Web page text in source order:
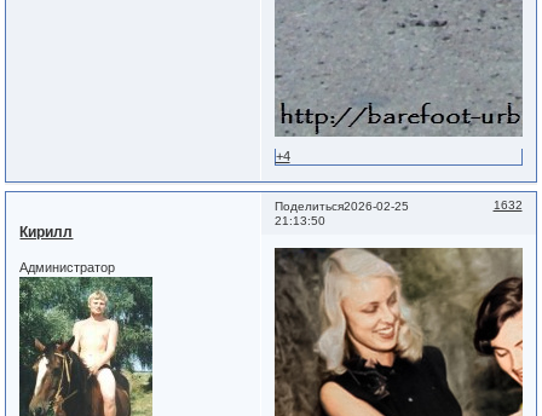
+4
Поделиться 1632
2026-02-25
21:13:50
Кирилл
Администратор